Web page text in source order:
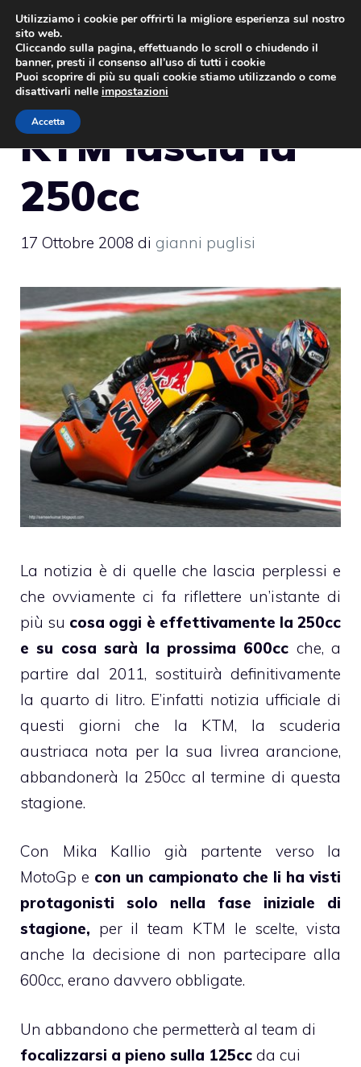
Vai
contenuto
KTM lascia la
250cc
17 Ottobre 2008 di gianni puglisi
La notizia è di quelle che lascia perplessi e
che ovviamente ci fa riflettere un’istante di
più su cosa oggi è effettivamente la 250cc
e su cosa sarà la prossima 600cc che, a
partire dal 2011, sostituirà definitivamente
la quarto di litro. E’infatti notizia ufficiale di
questi giorni che la KTM, la scuderia
austriaca nota per la sua livrea arancione,
abbandonerà la 250cc al termine di questa
stagione.
Con Mika Kallio già partente verso la
MotoGp e con un campionato che li ha visti
protagonisti solo nella fase iniziale di
stagione, per il team KTM le scelte, vista
anche la decisione di non partecipare alla
600cc, erano davvero obbligate.
Un abbandono che permetterà al team di
focalizzarsi a pieno sulla 125cc da cui
Utilizziamo i cookie per offrirti la migliore esperienza sul nostro
sito web.
Cliccando sulla pagina, effettuando lo scroll o chiudendo il
banner, presti il consenso all’uso di tutti i cookie
Puoi scoprire di più su quali cookie stiamo utilizzando o come
disattivarli nelle impostazioni
Accetta